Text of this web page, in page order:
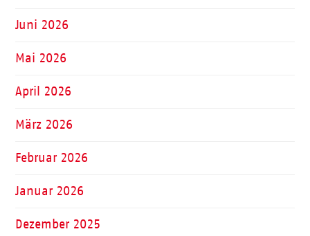
Juni 2026
Mai 2026
April 2026
März 2026
Februar 2026
Januar 2026
Dezember 2025